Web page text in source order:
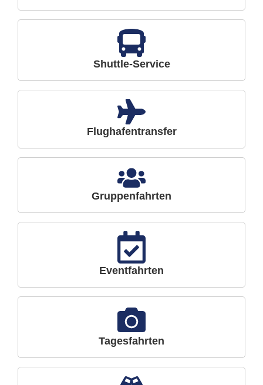
Shuttle-Service
Flughafentransfer
Gruppenfahrten
Eventfahrten
Tagesfahrten